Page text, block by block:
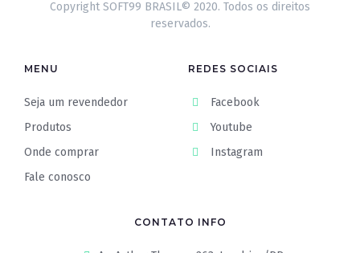
Copyright SOFT99 BRASIL© 2020. Todos os direitos
reservados.
MENU
Seja um revendedor
Produtos
Onde comprar
Fale conosco
REDES SOCIAIS
Facebook
Youtube
Instagram
CONTATO INFO